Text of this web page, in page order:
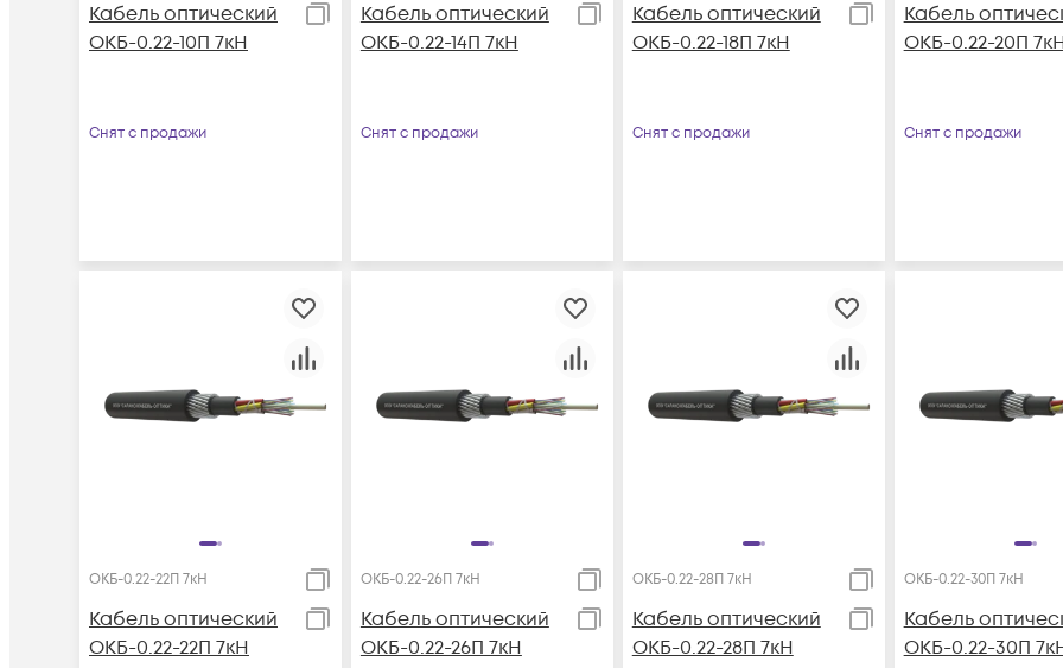
Кабель оптический
ОКБ-0.22-10П 7кН
Снят с продажи
Кабель оптический
ОКБ-0.22-14П 7кН
Снят с продажи
Кабель оптический
ОКБ-0.22-18П 7кН
Снят с продажи
Кабель
ОКБ-0.22-20П
Снят с продажи
ОКБ-0.22-22П 7кН
Кабель оптический
ОКБ-0.22-22П 7кН
ОКБ-0.22-26П 7кН
Кабель оптический
ОКБ-0.22-26П 7кН
ОКБ-0.22-28П 7кН
Кабель оптический
ОКБ-0.22-28П 7кН
ОКБ-0.22-30П 7кН
Кабель
ОКБ-0.22-30П